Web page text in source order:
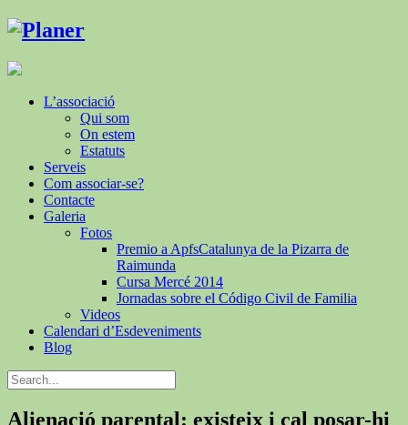
L’associació
Qui som
On estem
Estatuts
Serveis
Com associar-se?
Contacte
Galeria
Fotos
Premio a ApfsCatalunya de la Pizarra de
Raimunda
Cursa Mercé 2014
Jornadas sobre el Código Civil de Familia
Videos
Calendari d’Esdeveniments
Blog
Alienació parental: existeix i cal posar-hi